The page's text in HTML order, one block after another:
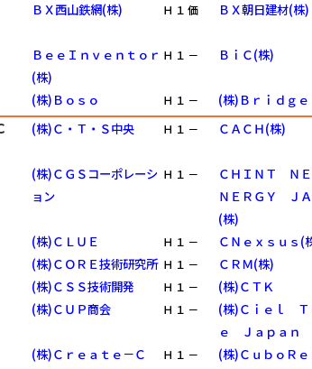
ＢＸ西山鉄網(株) Ｈ １ 価 ＢＸ朝日建材(株)
ＢｅｅＩｎｖｅｎｔｏｒ
(株)
Ｈ １ － ＢｉＣ(株)
(株)Ｂｏｓｏ Ｈ １ － (株)Ｂｒｉｄｇｅ
(株)Ｃ・Ｔ・Ｓ中央 Ｈ １ － ＣＡＣＨ(株)
(株)ＣＧＳコーポレーシ
ョン
Ｈ １ －
ＣＨＩＮＴ Ｎ
ＮＥＲＧＹ Ｊ
(株)
(株)ＣＬＵＥ Ｈ １ － ＣＮｅｘｓｕｓ(
(株)ＣＯＲＥ技術研究所 Ｈ １ － ＣＲＭ(株)
(株)ＣＳＳ技術開発 Ｈ １ － (株)ＣＴＫ
(株)ＣＵＰ商会 Ｈ １ －
(株)Ｃｉｅｌ Ｔ
ｅ Ｊａｐａｎ
(株)Ｃｒｅａｔｅ－Ｃ Ｈ １ － (株)ＣｕｂｏＲｅ